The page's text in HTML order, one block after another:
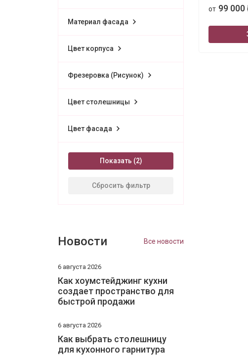
от 99 000
Материал фасада
Цвет корпуса
Фрезеровка (Рисунок)
Цвет столешницы
Цвет фасада
Показать
Сбросить фильтр
Новости Все новости
6 августа 2026
Как хоумстейджинг кухни
создает пространство для
быстрой продажи
6 августа 2026
Как выбрать столешницу
для кухонного гарнитура